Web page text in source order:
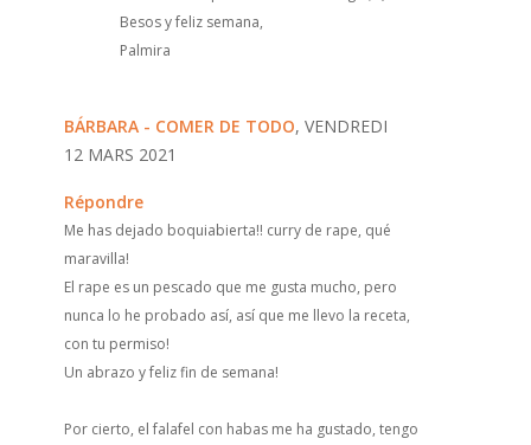
Besos y feliz semana,
Palmira
BÁRBARA - COMER DE TODO, VENDREDI
12 MARS 2021
Répondre
Me has dejado boquiabierta!! curry de rape, qué
maravilla!
El rape es un pescado que me gusta mucho, pero
nunca lo he probado así, así que me llevo la receta,
con tu permiso!
Un abrazo y feliz fin de semana!
Por cierto, el falafel con habas me ha gustado, tengo